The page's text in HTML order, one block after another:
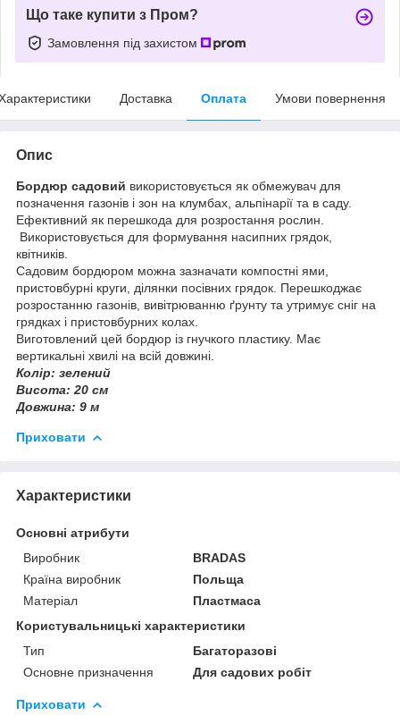
Що таке купити з Пром?
Замовлення під захистом
Доставка Оплата Умови повернення
Опис
Бордюр садовий використовується як обмежувач для
позначення газонів і зон на клумбах, альпінарії та в саду.
Ефективний як перешкода для розростання рослин.
Використовується для формування насипних грядок,
квітників.
Садовим бордюром можна зазначати компостні ями,
пристовбурні круги, ділянки посівних грядок. Перешкоджає
розростанню газонів, вивітрюванню ґрунту та утримує сніг на
грядках і пристовбурних колах.
Виготовлений цей бордюр із гнучкого пластику. Має
вертикальні хвилі на всій довжині.
Колір: зелений
Висота: 20 см
Довжина: 9 м
Приховати
Характеристики
Основні атрибути
Виробник
BRADAS
Країна виробник
Польща
Матеріал
Пластмаса
Користувальницькі характеристики
Тип
Багаторазові
Основне призначення
Для садових робіт
Приховати